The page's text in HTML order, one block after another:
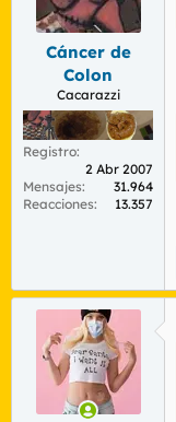
Cáncer de
Colon
Cacarazzi
Registro
2 Abr 2007
Mensajes
31.964
Reacciones
13.357